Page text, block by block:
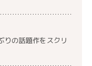
りの話題作をスクリ